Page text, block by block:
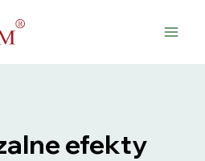
efekty